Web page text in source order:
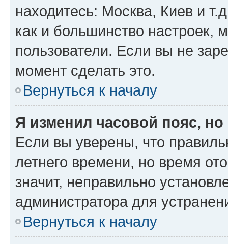
находитесь: Москва, Киев и
как и большинство настроек,
пользователи. Если вы не
момент сделать это.
Вернуться к началу
Я изменил часовой пояс,
Если вы уверены, что
летнего времени, но время
значит, неправильно
администратора для
Вернуться к началу